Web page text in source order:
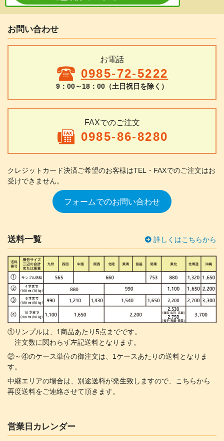
お問い合わせ
お電話
0985-72-5222
9：00～18：00（土日祝日を除く）
FAXでのご注文
0985-86-8280
クレジットカード決済ご希望のお客様はTEL・FAXでのご注文はお
受けできません。
フォームでのお問い合わせ
送料一覧 詳しくはこちらから
①サンプルは、1商品あたり5点までです。
注文数に関わらず左記送料となります。
②～④のケース単位の御注文は、1ケースあたりの送料となりま
す。
中継エリアの場合は、別途送料が発生致しますので、こちらから
再度送料をご連絡させて頂きます。
営業日カレンダー